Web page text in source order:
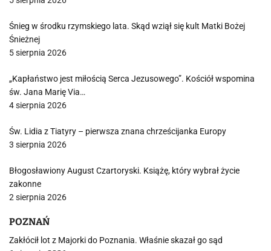
Śnieg w środku rzymskiego lata. Skąd wziął się kult Matki Bożej
Śnieżnej
5 sierpnia 2026
„Kapłaństwo jest miłością Serca Jezusowego”. Kościół wspomina
św. Jana Marię Via…
4 sierpnia 2026
Św. Lidia z Tiatyry – pierwsza znana chrześcijanka Europy
3 sierpnia 2026
Błogosławiony August Czartoryski. Książę, który wybrał życie
zakonne
2 sierpnia 2026
POZNAŃ
Zakłócił lot z Majorki do Poznania. Właśnie skazał go sąd